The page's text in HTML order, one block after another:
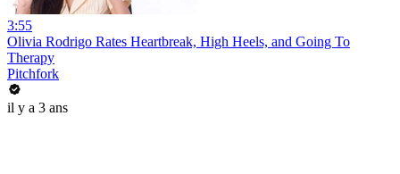
3:55
Olivia Rodrigo Rates Heartbreak, High Heels, and Going To
Therapy
Pitchfork
il y a 3 ans